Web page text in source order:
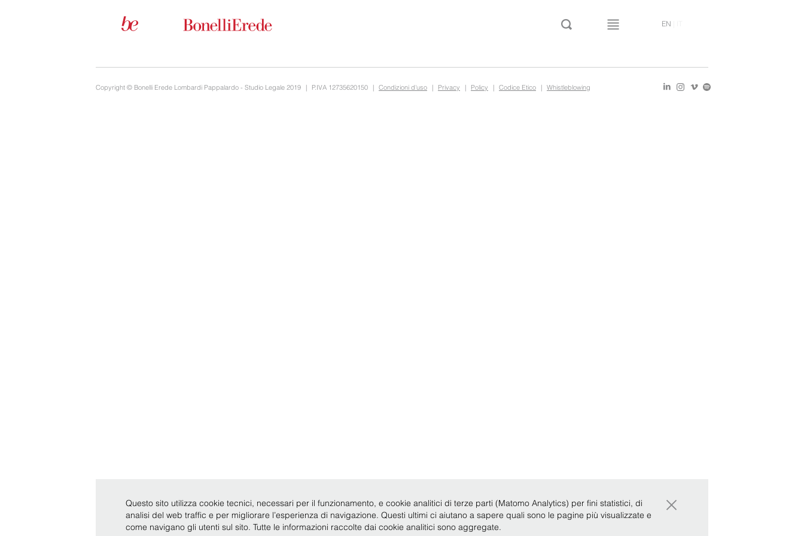
EN
Copyright © Bonelli Erede Lombardi Pappalardo - Studio Legale 2019 | P.IVA 12735620150 | Condizioni d'uso | Privacy | Policy | Codice Etico | Whistleblowing
Questo sito utilizza cookie tecnici, necessari per il funzionamento, e cookie analitici di terze parti (Matomo Analytics) per fini statistici, di
analisi del web traffic e per migliorare l’esperienza di navigazione. Questi ultimi ci aiutano a sapere quali sono le pagine più visualizzate e
come navigano gli utenti sul sito. Tutte le informazioni raccolte dai cookie analitici sono aggregate.
×